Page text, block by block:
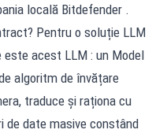
locală Bitdefender .
Pentru o soluție LLM
acest LLM : un Model
algoritm de învățare
traduce și raționa cu
de date masive constând